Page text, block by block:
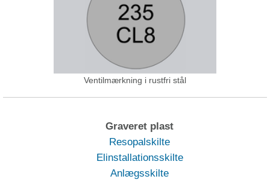
Ventilmærkning i rustfri stål
Graveret plast
Resopalskilte
Elinstallationsskilte
Anlægsskilte